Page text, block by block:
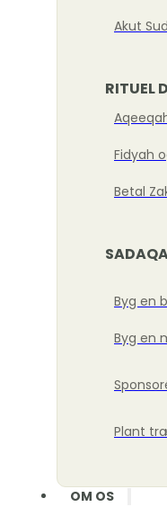
Akut
RITUEL
Fidyah
Betal
Byg en
Byg en
Plant
OM OS